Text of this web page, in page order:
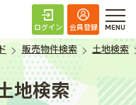
住まいの専門店 ハ
ログイン 会員登録
販売物件検索 土地検索
地検索